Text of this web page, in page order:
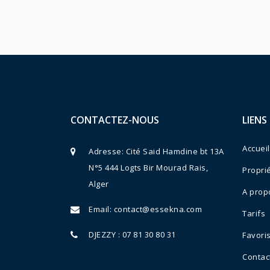
CONTACTEZ-NOUS
Adresse: Cité Said Hamdine bt 13A
N°5 444 Logts Bir Mourad Rais,
Alger
Email: contact@essekna.com
DJEZZY : 07 81 30 80 31
LIENS
Accueil
A
Tarifs